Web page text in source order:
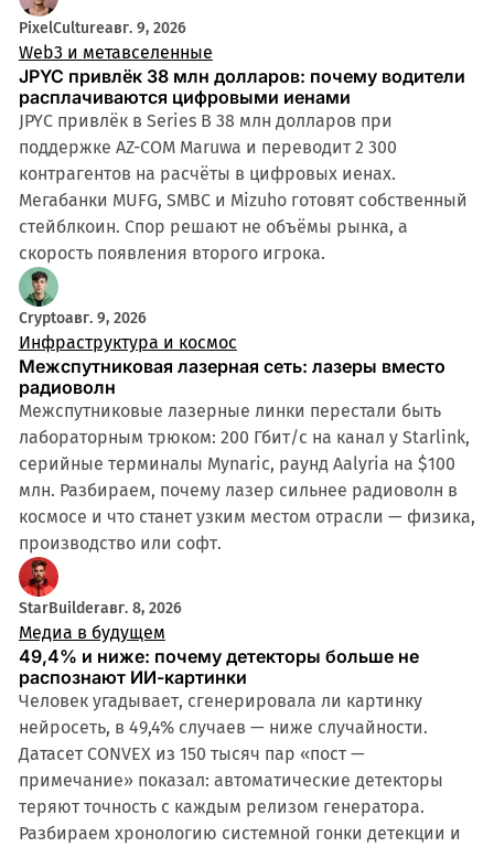
PixelCultureавг. 9, 2026
Web3 и метавселенные
JPYC привлёк 38 млн долларов: почему водители
расплачиваются цифровыми иенами
JPYC привлёк в Series B 38 млн долларов при
поддержке AZ-COM Maruwa и переводит 2 300
контрагентов на расчёты в цифровых иенах.
Мегабанки MUFG, SMBC и Mizuho готовят собственный
стейблкоин. Спор решают не объёмы рынка, а
скорость появления второго игрока.
Cryptoавг. 9, 2026
Инфраструктура и космос
Межспутниковая лазерная сеть: лазеры вместо
радиоволн
Межспутниковые лазерные линки перестали быть
лабораторным трюком: 200 Гбит/с на канал у Starlink,
серийные терминалы Mynaric, раунд Aalyria на $100
млн. Разбираем, почему лазер сильнее радиоволн в
космосе и что станет узким местом отрасли — физика,
производство или софт.
StarBuilderавг. 8, 2026
Медиа в будущем
49,4% и ниже: почему детекторы больше не
распознают ИИ-картинки
Человек угадывает, сгенерировала ли картинку
нейросеть, в 49,4% случаев — ниже случайности.
Датасет CONVEX из 150 тысяч пар «пост —
примечание» показал: автоматические детекторы
теряют точность с каждым релизом генератора.
Разбираем хронологию системной гонки детекции и